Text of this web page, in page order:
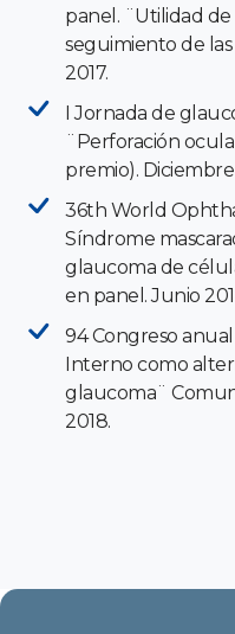
panel. ¨Utilidad
seguimiento de
2017.
I Jornada de
¨Perforación
premio). Diciembre
36th World
Síndrome
glaucoma de
en panel. Junio
94 Congreso anual
Interno como
glaucoma¨
2018.